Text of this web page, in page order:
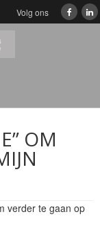
Volg ons
OM
verder te gaan op